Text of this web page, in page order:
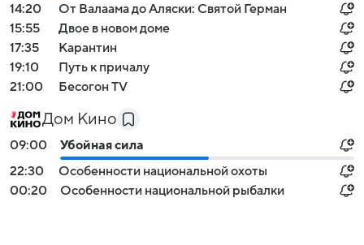
14:20
От Валаама до Аляски: Святой Герман
15:55
Двое в новом доме
17:35
Карантин
19:10
Путь к причалу
21:00
Бесогон TV
Дом Кино
09:00
Убойная сила
22:30
Особенности национальной охоты
00:20
Особенности национальной рыбалки